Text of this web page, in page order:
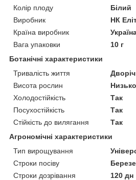
Колір плоду
Білий
Виробник
НК
Країна виробник
Вага упаковки
10 г
Ботанічні характеристики
Тривалість життя
Висота рослин
Холодостійкість
Так
Посухостійкість
Так
Стійкість до вилягання
Так
Агрономічні характеристики
Тип вирощування
Строки посіву
Строки дозрівання
120 дн